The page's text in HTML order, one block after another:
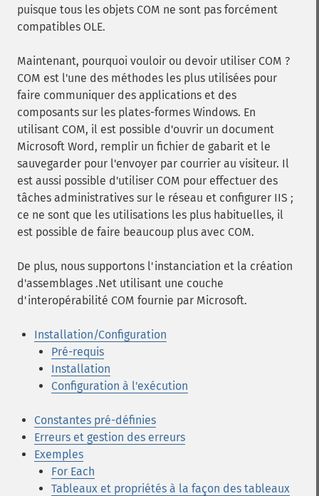
puisque tous les objets COM ne sont pas forcément
compatibles OLE.
Maintenant, pourquoi vouloir ou devoir utiliser COM ?
COM est l'une des méthodes les plus utilisées pour
faire communiquer des applications et des
composants sur les plates-formes Windows. En
utilisant COM, il est possible d'ouvrir un document
Microsoft Word, remplir un fichier de gabarit et le
sauvegarder pour l'envoyer par courrier au visiteur. Il
est aussi possible d'utiliser COM pour effectuer des
tâches administratives sur le réseau et configurer IIS ;
ce ne sont que les utilisations les plus habituelles, il
est possible de faire beaucoup plus avec COM.
De plus, nous supportons l'instanciation et la création
d'assemblages .Net utilisant une couche
d'interopérabilité COM fournie par Microsoft.
Installation/Configuration
Pré-requis
Installation
Configuration à l'exécution
Constantes pré-définies
Erreurs et gestion des erreurs
Exemples
For Each
Tableaux et propriétés à la façon des tableaux